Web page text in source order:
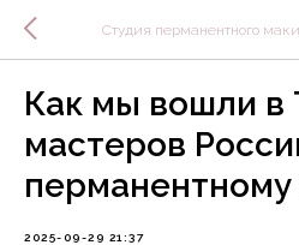
Студия перманентного
Как мы вошли в
мастеров
2025-09-29 21:37